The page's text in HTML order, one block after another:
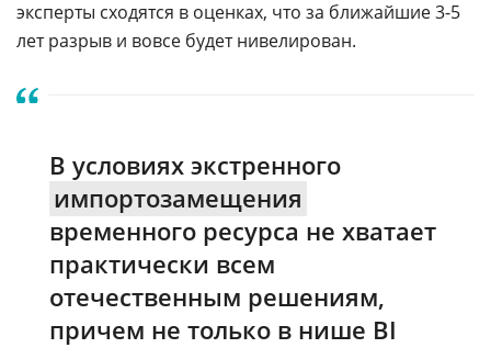
эксперты сходятся в оценках, что за ближайшие 3-5
лет разрыв и вовсе будет нивелирован.
В условиях экстренного
импортозамещения
временного ресурса не хватает
практически всем
отечественным решениям,
причем не только в нише BI